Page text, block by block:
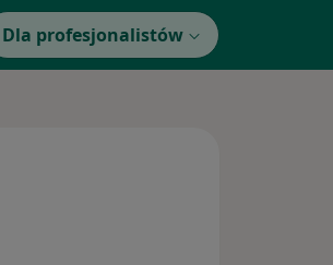
Dla profesjonalistów